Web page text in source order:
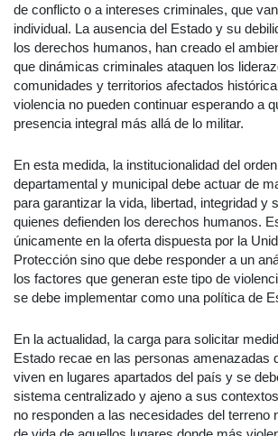
de conflicto o a intereses criminales, que
individual. La ausencia del Estado y su
los derechos humanos, han creado el
que dinámicas criminales ataquen los
comunidades y territorios afectados
violencia no pueden continuar esperando a
presencia integral más allá de lo militar.
En esta medida, la institucionalidad del
departamental y municipal debe actuar de
para garantizar la vida, libertad, integridad y
quienes defienden los derechos humanos.
únicamente en la oferta dispuesta por la
Protección sino que debe responder a un
los factores que generan este tipo de
se debe implementar como una política de
En la actualidad, la carga para solicitar
Estado recae en las personas amenazadas
viven en lugares apartados del país y se
sistema centralizado y ajeno a sus
no responden a las necesidades del terreno